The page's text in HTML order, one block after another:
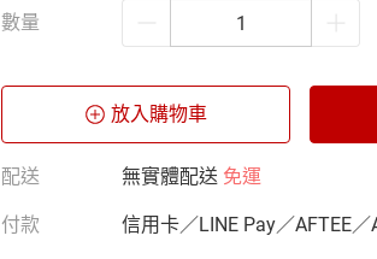
數量
放入購物車
配送 無實體配送 免運
付款 信用卡／LINE Pay／AFTEE／